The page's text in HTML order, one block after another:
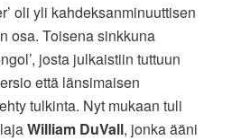
oli yli kahdeksanminuuttisen
osa. Toisena sinkkuna
josta julkaistiin tuttuun
että länsimaisen
tulkinta. Nyt mukaan tuli
William DuVall, jonka ääni